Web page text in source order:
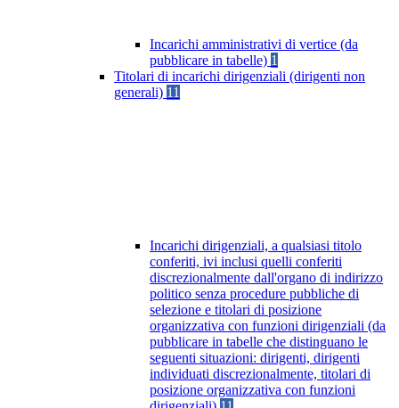
Incarichi amministrativi di vertice (da
pubblicare in tabelle) 1
Titolari di incarichi dirigenziali (dirigenti non
generali) 11
Incarichi dirigenziali, a qualsiasi titolo
conferiti, ivi inclusi quelli conferiti
discrezionalmente dall'organo di indirizzo
politico senza procedure pubbliche di
selezione e titolari di posizione
organizzativa con funzioni dirigenziali (da
pubblicare in tabelle che distinguano le
seguenti situazioni: dirigenti, dirigenti
individuati discrezionalmente, titolari di
posizione organizzativa con funzioni